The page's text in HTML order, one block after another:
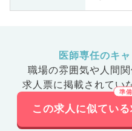
医師専任のキ
職場の雰囲気や人間関
求人票に掲載されてい
この求人に似てい